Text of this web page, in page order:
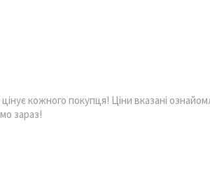
кожного покупця! Ціни вказані
зараз!